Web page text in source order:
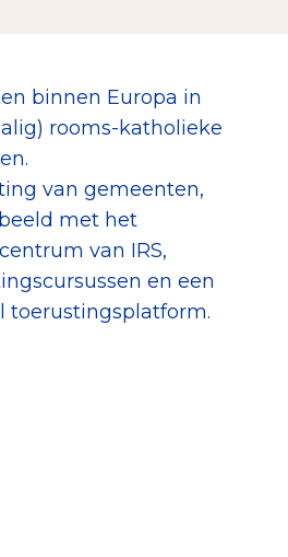
binnen Europa in
rooms-katholieke
van gemeenten,
met het
van IRS,
en een
toerustingsplatform.